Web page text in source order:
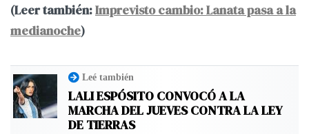
(Leer también:Imprevisto cambio: Lanata pasa a la
medianoche)
Leé también
LALI ESPÓSITO CONVOCÓ A LA
MARCHA DEL JUEVES CONTRA LA LEY
DE TIERRAS